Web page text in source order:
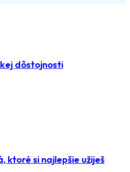
dôstojnosti
ktoré si najlepšie užiješ